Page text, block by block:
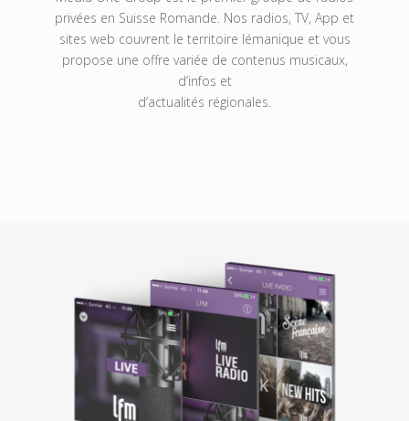
privées en Suisse Romande. Nos radios, TV, App et
sites web couvrent le territoire lémanique et vous
propose une offre variée de contenus musicaux,
d’infos et
d’actualités régionales.